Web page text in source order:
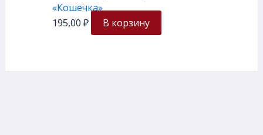
«Кошечка»
195,00 ₽ В корзину